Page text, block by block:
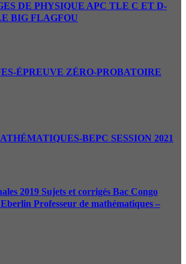
DE PHYSIQUE APC TLE C ET D-
BIG FLAGFOU
ÉPREUVE ZÉRO-PROBATOIRE
BEPC SESSION 2021
2019 Sujets et corrigés Bac Congo
Professeur de mathématiques –